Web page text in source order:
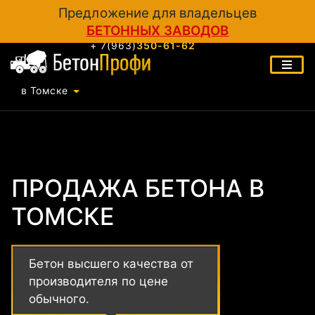
Предложение для владельцев
БЕТОННЫХ ЗАВОДОВ
в Томске
+ 7(963)350-61-62
ПРОДАЖА БЕТОНА В
ТОМСКЕ
Бетон высшего качества от
производителя по цене
обычного.